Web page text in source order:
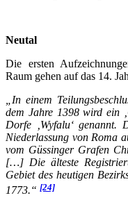
Neutal
Die ersten
Raum gehen auf das 14.
„In einem
dem Jahre 1398 wird ein
Dorfe ‚Wyfalu‘
Niederlassung von Roma
vom Güssinger Grafen
[…] Die älteste
Gebiet des heutigen
1773.“ [24]